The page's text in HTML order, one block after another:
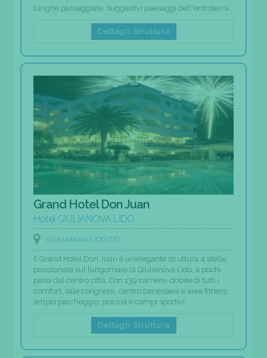
lunghe passeggiate, suggestivi paesaggi dell'entroterra.
Dettagli Struttura
Grand Hotel Don Juan
Hotel GIULIANOVA LIDO
GIULIANOVA LIDO (TE)
Il Grand Hotel Don Juan è un’elegante struttura 4 stelle,
posizionata sul lungomare di Giulianova Lido, a pochi
passi dal centro città. Con 139 camere, dotate di tutti i
comfort, sale congressi, centro benessere e area fitness,
ampio parcheggio, piscina e campi sportivi.
Dettagli Struttura